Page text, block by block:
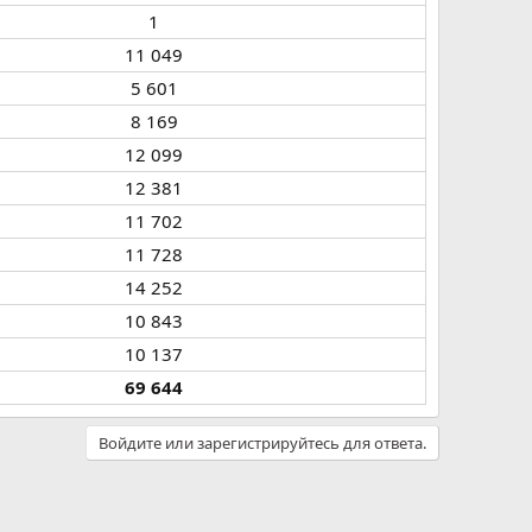
1​
11 049​
5 601​
8 169​
12 099​
12 381​
11 702​
11 728​
14 252​
10 843​
10 137​
69 644
Войдите или зарегистрируйтесь для ответа.